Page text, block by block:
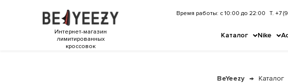
Интернет-магазин
лимитированных
кроссовок
Каталог Nike
Время работы: с 10:00 до 22:00 Т. +7
BeYeezy Каталог